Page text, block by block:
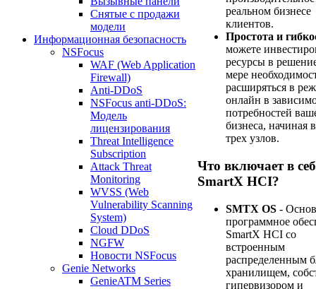
Снятые с продажи
модели
Информационная безопасность
NSFocus
WAF (Web Application
Firewall)
Anti-DDoS
NSFocus anti-DDoS:
Модель
лицензирования
Threat Intelligence
Subscription
Attack Threat
Monitoring
WVSS (Web
Vulnerability Scanning
System)
Cloud DDoS
NGFW
Новости NSFocus
Genie Networks
GenieATM Series
реальном бизнесе
клиентов.
Простота и
можете
ресурсы в
мере
расширяться в
онлайн в
потребностей
бизнеса, начиная
трех узлов.
Что включает в
SmartX HCI?
SMTX OS -
программное
SmartX HCI со
встроенным
распределенным
хранилищем,
гипервизором и